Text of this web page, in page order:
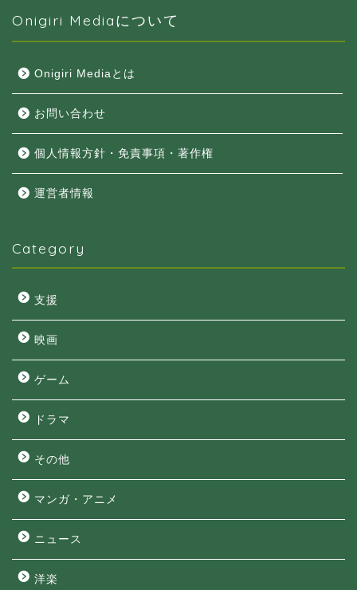
Onigiri Mediaについて
Onigiri Mediaとは
お問い合わせ
個人情報方針・免責事項・著作権
運営者情報
Category
支援
映画
ゲーム
ドラマ
その他
マンガ・アニメ
ニュース
洋楽